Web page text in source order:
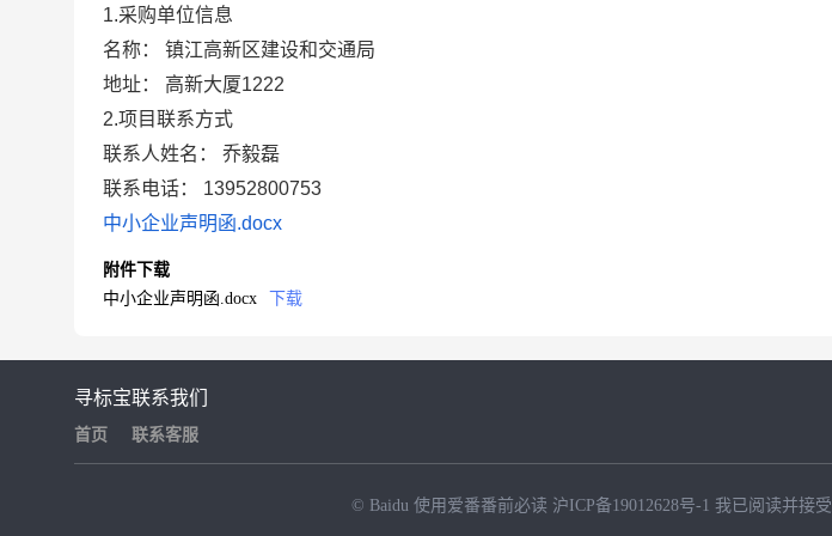
1.采购单位信息
名称： 镇江高新区建设和交通局
地址： 高新大厦1222
2.项目联系方式
联系人姓名： 乔毅磊
联系电话： 13952800753
中小企业声明函.docx
附件下载
中小企业声明函.docx
下载
寻标宝
首页
联系我们
联系客服
© Baidu 使用爱番番前必读 沪ICP备19012628号-1 我已阅读并接受